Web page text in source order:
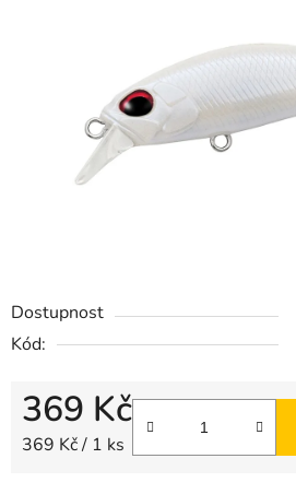
Dostupnost
Kód:
369 Kč
Měrná cena:
369 Kč / 1 ks